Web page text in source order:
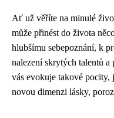
Ať už věříte na minulé
může přinést do života
hlubšímu sebepoznání, k
nalezení skrytých talentů
vás evokuje takové pocity,
novou dimenzi lásky,